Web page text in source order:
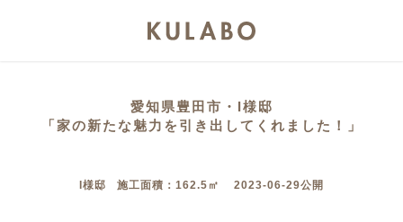
愛知県豊田市・I様邸
「家の新たな魅力を引き出してくれました！」
I様邸 施工面積：162.5㎡ 2023-06-29公開